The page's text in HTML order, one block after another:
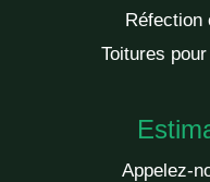
Réfection
Toitures
Appelez-